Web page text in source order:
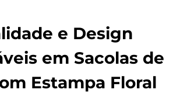
e Design
em Sacolas de
Estampa Floral